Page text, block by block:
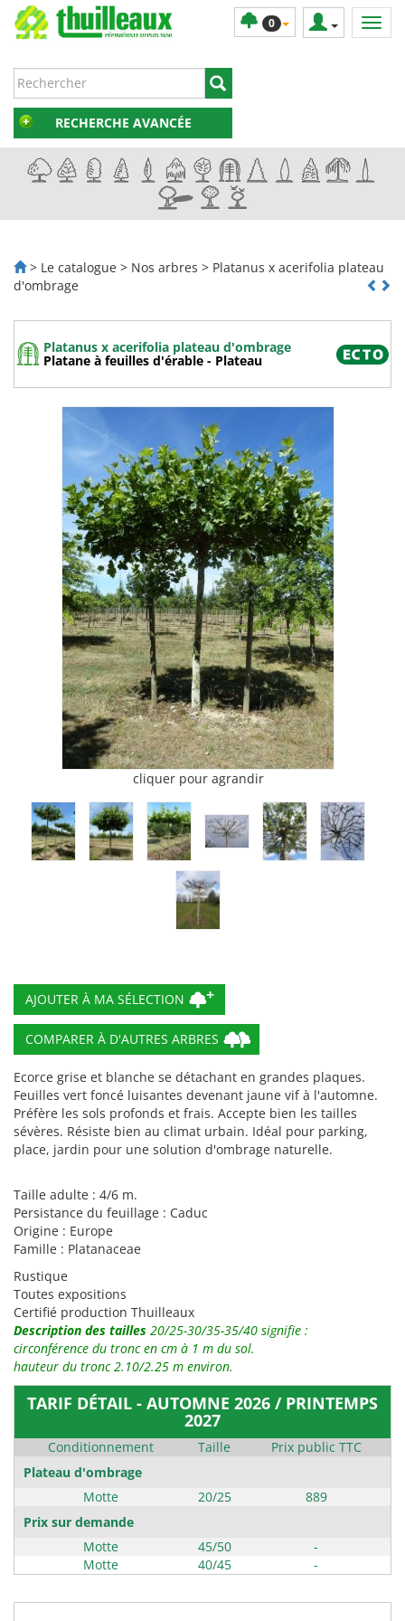
0
RECHERCHE AVANCÉE
> Le catalogue > Nos arbres > Platanus x acerifolia plateau
d'ombrage
Platanus x acerifolia plateau d'ombrage
Platane à feuilles d'érable - Plateau
cliquer pour agrandir
COMPARER À D'AUTRES ARBRES
Ecorce grise et blanche se détachant en grandes plaques.
Feuilles vert foncé luisantes devenant jaune vif à l'automne.
Préfère les sols profonds et frais. Accepte bien les tailles
sévères. Résiste bien au climat urbain. Idéal pour parking,
place, jardin pour une solution d'ombrage naturelle.
Taille adulte : 4/6 m.
Persistance du feuillage : Caduc
Origine : Europe
Famille : Platanaceae
Rustique
Toutes expositions
Certifié production Thuilleaux
Description des tailles 20/25-30/35-35/40 signifie :
circonférence du tronc en cm à 1 m du sol.
hauteur du tronc 2.10/2.25 m environ.
TARIF DÉTAIL - AUTOMNE 2026 / PRINTEMPS
2027
Conditionnement Taille
Prix public TTC
Plateau d'ombrage
Motte
20/25
889
Prix sur demande
Motte
45/50
-
Motte
40/45 -